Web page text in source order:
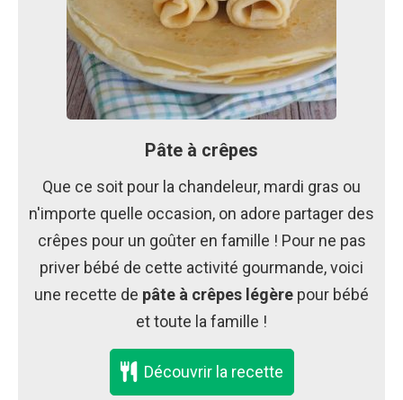
Pâte à crêpes
Que ce soit pour la chandeleur, mardi gras ou
n'importe quelle occasion, on adore partager des
crêpes pour un goûter en famille ! Pour ne pas
priver bébé de cette activité gourmande, voici
une recette de pâte à crêpes légère pour bébé
et toute la famille !
Découvrir la recette